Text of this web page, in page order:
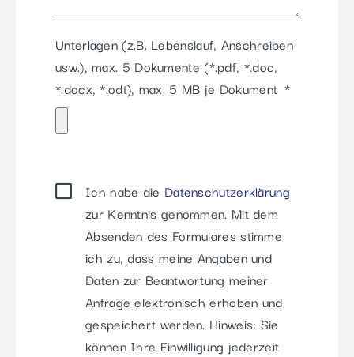
Unterlagen (z.B. Lebenslauf, Anschreiben
usw.), max. 5 Dokumente (*.pdf, *.doc,
*.docx, *.odt), max. 5 MB je Dokument
Ich habe die Datenschutzerklärung
zur Kenntnis genommen. Mit dem
Absenden des Formulares stimme
ich zu, dass meine Angaben und
Daten zur Beantwortung meiner
Anfrage elektronisch erhoben und
gespeichert werden. Hinweis: Sie
können Ihre Einwilligung jederzeit